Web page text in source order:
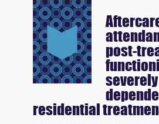
post-
residential